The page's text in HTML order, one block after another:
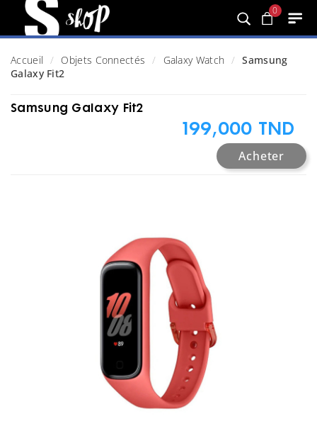
0
Accueil Objets Connectés Galaxy Watch
Samsung
Galaxy Fit2
Samsung Galaxy Fit2
199,000 TND
Acheter